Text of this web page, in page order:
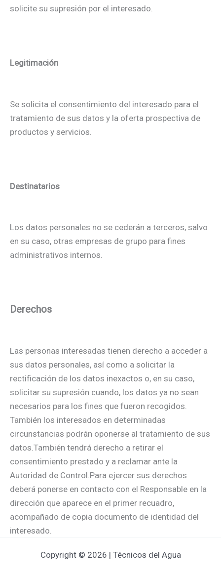
solicite su supresión por el interesado.
Legitimación
Se solicita el consentimiento del interesado para el
tratamiento de sus datos y la oferta prospectiva de
productos y servicios.
Destinatarios
Los datos personales no se cederán a terceros, salvo
en su caso, otras empresas de grupo para fines
administrativos internos.
Derechos
Las personas interesadas tienen derecho a acceder a
sus datos personales, así como a solicitar la
rectificación de los datos inexactos o, en su caso,
solicitar su supresión cuando, los datos ya no sean
necesarios para los fines que fueron recogidos.
También los interesados en determinadas
circunstancias podrán oponerse al tratamiento de sus
datos.También tendrá derecho a retirar el
consentimiento prestado y a reclamar ante la
Autoridad de Control.Para ejercer sus derechos
deberá ponerse en contacto con el Responsable en la
dirección que aparece en el primer recuadro,
acompañado de copia documento de identidad del
interesado.
Copyright © 2026 | Técnicos del Agua